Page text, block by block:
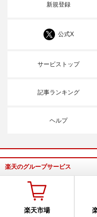
新規登録
公式X
サービストップ
記事ランキング
ヘルプ
楽天のグループサービス
楽天市場